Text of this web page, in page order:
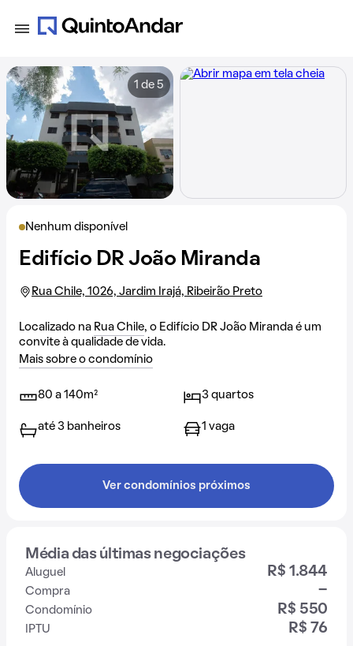
Nenhum disponível
Edifício DR João Miranda
Rua Chile, 1026, Jardim Irajá, Ribeirão Preto
Localizado na Rua Chile, o Edifício DR João Miranda é um
convite à qualidade de vida.
Mais sobre o condomínio
80 a 140m² 3 quartos
até 3 banheiros 1 vaga
Ver condomínios próximos
Média das últimas negociações
Aluguel R$ 1.844
Compra -
Condomínio R$ 550
IPTU R$ 76
1 de 5